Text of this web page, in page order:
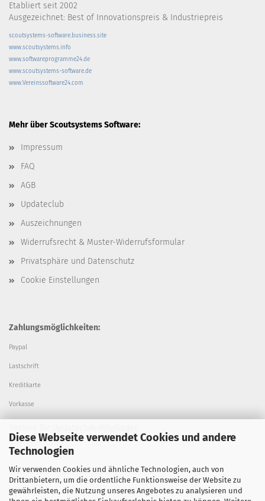
Diese Webseite verwendet Cookies und andere
Technologien
Wir verwenden Cookies und ähnliche Technologien, auch von
Drittanbietern, um die ordentliche Funktionsweise der Website zu
gewährleisten, die Nutzung unseres Angebotes zu analysieren und
Etabliert seit 2002
Ausgezeichnet: Best of Innovationspreis & Industriepreis
scoutsystems-software.business.site
www.scoutsystems.info
www.softwareprogramme24.de
www.scoutsystems-software.de
www.Vereinssoftware24.com
Mehr über Scoutsystems Software:
Impressum
FAQ
AGB
Updateclub
Auszeichnungen
Widerrufsrecht & Muster-Widerrufsformular
Privatsphäre und Datenschutz
Cookie Einstellungen
Zahlungsmöglichkeiten:
Paypal
Lastschrift
Kreditkarte
Vorkasse
Alle Updates
Erweiterter Support
Fernwartung